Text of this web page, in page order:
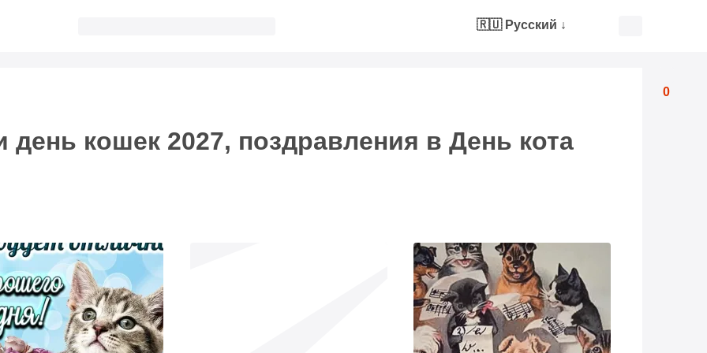
0
🇷🇺 Русский ↓
день кошек 2027, поздравления в День кота